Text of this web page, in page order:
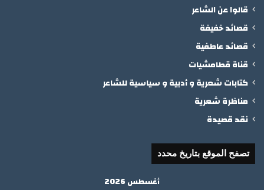
قالوا عن الشاعر
قصائد خفيفة
قصائد عاطفية
قناة قطامشيات
كتابات شعرية و أدبية و سياسية للشاعر
مناظرة شعرية
نقد قصيدة
تصفح الموقع بتاريخ محدد
أغسطس 2026